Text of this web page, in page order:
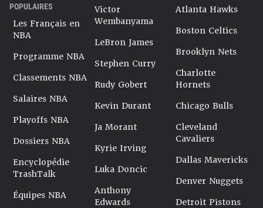
POPULAIRES
Les Français en
NBA
Programme NBA
Classements NBA
Salaires NBA
Playoffs NBA
Dossiers NBA
Encyclopédie
TrashTalk
Équipes NBA
Victor
Wembanyama
LeBron James
Stephen Curry
Rudy Gobert
Kevin Durant
Ja Morant
Kyrie Irving
Luka Doncic
Anthony
Edwards
Atlanta Hawks
Boston Celtics
Brooklyn Nets
Charlotte
Hornets
Chicago Bulls
Cleveland
Cavaliers
Dallas Mavericks
Denver Nuggets
Detroit Pistons